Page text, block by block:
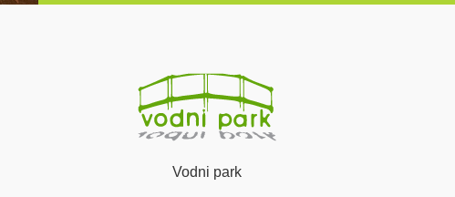
Vodni park